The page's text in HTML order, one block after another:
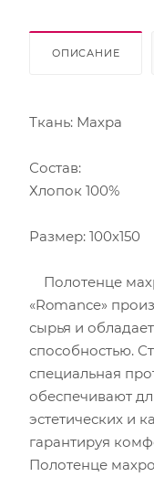
ОПИСАНИЕ
Ткань: Махра
Состав:
Хлопок 100%
Размер: 100х150
Полотенце
«Romance»
сырья и
способностью.
специальная
обеспечивают
эстетических и
гарантируя
Полотенце